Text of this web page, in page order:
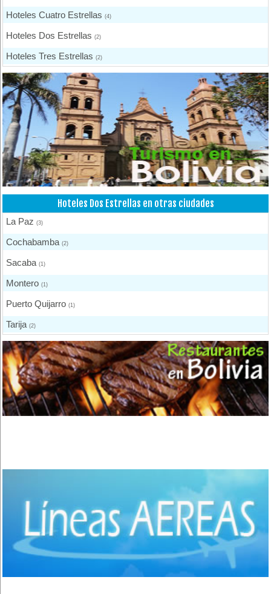
Hoteles Cuatro Estrellas(4)
Hoteles Dos Estrellas(2)
Hoteles Tres Estrellas(2)
Hoteles Una Estrella(1)
Hoteles Dos Estrellas en otras ciudades
La Paz(3)
Cochabamba(2)
Sacaba(1)
Montero(1)
Puerto Quijarro(1)
Tarija(2)